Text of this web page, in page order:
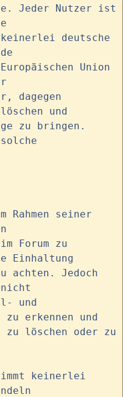
Jeder Nutzer ist
deutsche
Union
dagegen
und
zu bringen.
seiner
Forum zu
Einhaltung
achten. Jedoch
und
erkennen und
löschen oder zu
keinerlei